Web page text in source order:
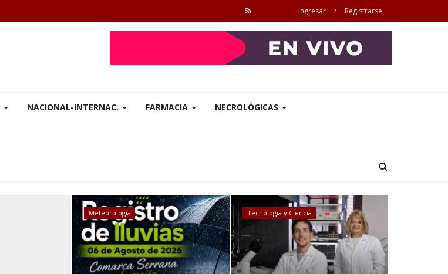
Ingresar / Registrarse
NACIONAL-INTERNAC. FARMACIA NECROLÓGICAS
Salud
Meteorología Tecnologia y Ciencia